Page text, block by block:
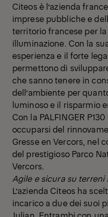
Citeos è l’azienda
imprese pubbliche e
territorio francese per
illuminazione. Con la
esperienza e il forte
permettono di
che sanno tenere in
dell’ambiente per
luminoso e il risparmio
Con la PALFINGER
occuparsi del
Gresse en Vercors, nel
del prestigioso Parco
Vercors.
Agile e sicura su terreni
L’azienda Citeos ha
incarico a due dei suoi